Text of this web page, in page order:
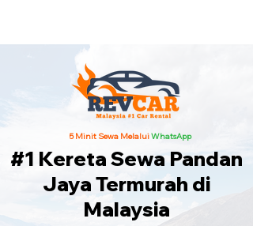
5 Minit Sewa MelaluiWhatsApp
#1 Kereta Sewa Pandan
Jaya Termurah di
Malaysia